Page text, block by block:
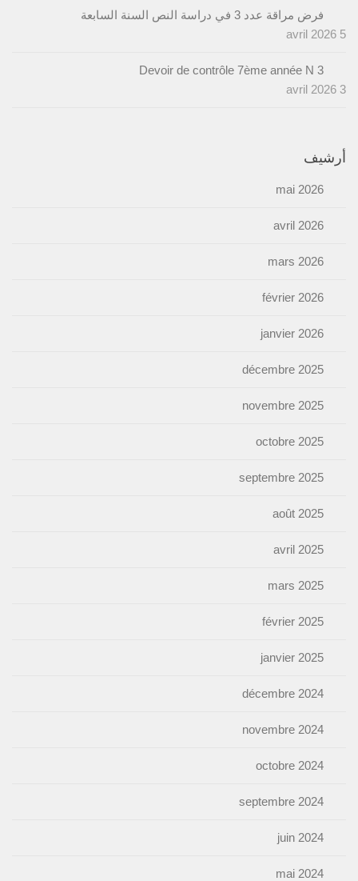
فرض مراقة عدد 3 في دراسة النص السنة السابعة
5 avril 2026
Devoir de contrôle 7ème année N 3
3 avril 2026
أرشيف
mai 2026
avril 2026
mars 2026
février 2026
janvier 2026
décembre 2025
novembre 2025
octobre 2025
septembre 2025
août 2025
avril 2025
mars 2025
février 2025
janvier 2025
décembre 2024
novembre 2024
octobre 2024
septembre 2024
juin 2024
mai 2024